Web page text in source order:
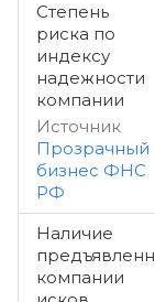
Степень
риска по
индексу
надежности
компании
Источник
Прозрачный
бизнес ФНС
РФ
Наличие
компании